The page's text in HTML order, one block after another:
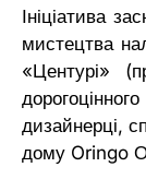
Ініціатива
мистецтва
«Центурі»
дизайнерці,
дому Oringo